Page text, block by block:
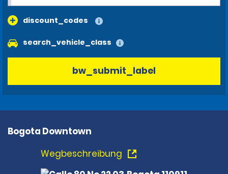
discount_codes
search_vehicle_class
bw_submit_label
Bogota Downtown
Wegbeschreibung